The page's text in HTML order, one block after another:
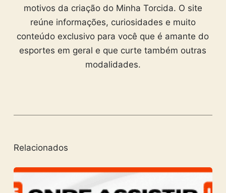
motivos da criação do Minha Torcida. O site
reúne informações, curiosidades e muito
conteúdo exclusivo para você que é amante do
esportes em geral e que curte também outras
modalidades.
Relacionados